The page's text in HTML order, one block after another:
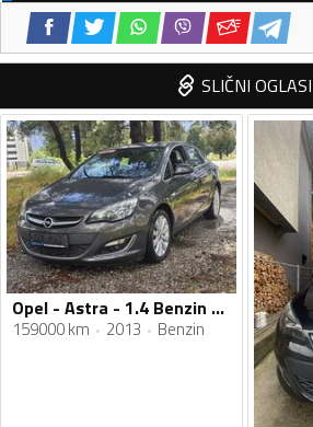
SLIČNI OGLASI
Opel - Astra - 1.4 Benzin Turbo-Ecotec
159000 km 2013 Benzin